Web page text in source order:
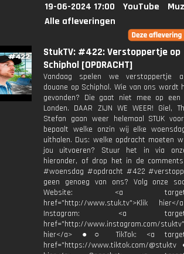
19-06-2024 17:00 YouTube
Alle afleveringen
StukTV: #422: Verstoppertje op
Schiphol [OPDRACHT]
Vandaag spelen we verstoppertje
douane op Schiphol. Wie van ons wordt
gevonden? Die gaat niet mee op
Londen. DAAR ZIJN WE WEER! Giel,
Stefan gaan weer helemaal STUK
bepaalt welke onzin wij elke
uithalen. Dus: welke opdracht moeten
jou uitvoeren? Stuur het in via
hieronder, of drop het in de
#woensdag #opdracht #422
geen genoeg van ons? Volg onze
Website: <a
href="http://www.stuk.tv">Klik
Instagram: <a
href="http://www.instagram.com/
hier</a> ●○ TikTok: <a
href="https://www.tiktok.com/